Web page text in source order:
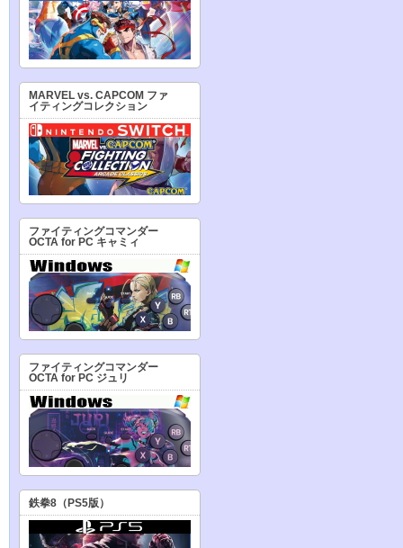
MARVEL vs. CAPCOM ファ
イティングコレクション
ファイティングコマンダー
OCTA for PC キャミィ
ファイティングコマンダー
OCTA for PC ジュリ
鉄拳8（PS5版）